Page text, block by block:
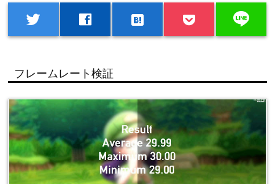
twitter facebook hatenabookmark line
フレームレート検証